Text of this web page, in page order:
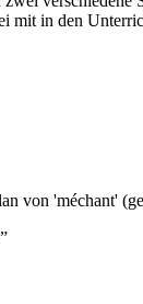
mit in den
von 'méchant'
”